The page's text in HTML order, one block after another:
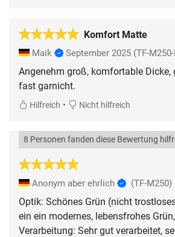
Komfort Matte
Maik September 2025 (TF-
Angenehm groß, komfortable Dicke,
fast garnicht.
Hilfreich • Nicht hilfreich
8 Personen fanden diese Bewertung
Anonym aber ehrlich (TF-M250)
Optik: Schönes Grün (nicht
ein ein modernes, lebensfrohes
Verarbeitung: Sehr gut verarbeitet,